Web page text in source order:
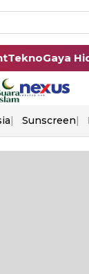
TeknoGaya
Sunscreen